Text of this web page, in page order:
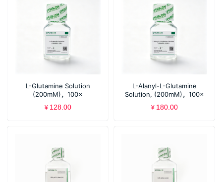
L-Glutamine Solution
(200mM)，100×
¥ 128.00
L-Alanyl-L-Glutamine
Solution, (200mM)，100×
¥ 180.00